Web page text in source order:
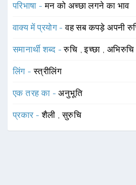
परिभाषा -मन को अच्छा लगने का भाव
वाक्य में प्रयोग -वह सब कपड़े अपनी
समानार्थी शब्द -रुचि ,इच्छा , अभिरुचि
लिंग -स्त्रीलिंग
एक तरह का -अनुभूति
प्रकार -शैली ,सुरुचि